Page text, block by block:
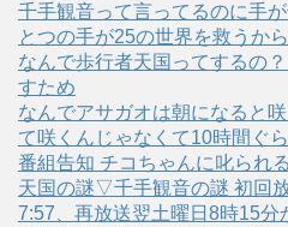
千手観音って言ってるのに手
とつの手が25の世界を救うから
なんで歩行者天国ってするの
すため
なんでアサガオは朝になると
て咲くんじゃなくて10時間ぐ
番組告知 チコちゃんに叱ら
天国の謎▽千手観音の謎 初回
7:57、再放送翌土曜日8時15分